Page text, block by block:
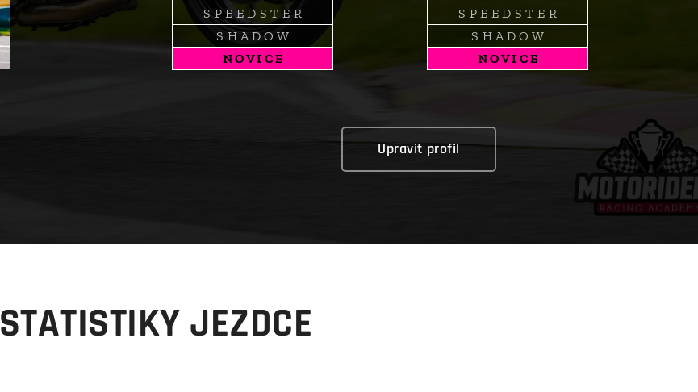
S P E E D S T E R
S H A D O W
N O V I C E
S P E E D S T E R
S H A D O W
N O V I C E
Upravit profil
STATISTIKY JEZDCE